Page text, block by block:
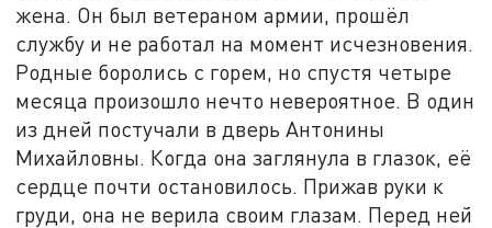
жена. Он был ветераном армии, прошёл
службу и не работал на момент исчезновения.
Родные боролись с горем, но спустя четыре
месяца произошло нечто невероятное. В один
из дней постучали в дверь Антонины
Михайловны. Когда она заглянула в глазок, её
сердце почти остановилось. Прижав руки к
груди, она не верила своим глазам. Перед ней